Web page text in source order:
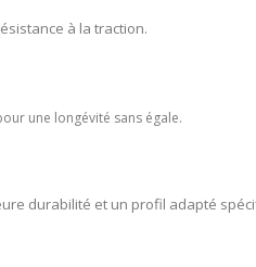
à la traction.
une longévité sans égale.
durabilité et un profil adapté